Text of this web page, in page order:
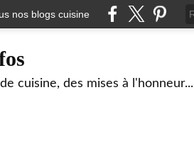
nos blogs cuisine
cuisine, des mises à l'honneur...